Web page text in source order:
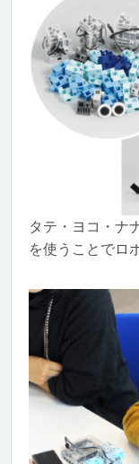
タテ・ヨコ・ナ
を使うことでロ